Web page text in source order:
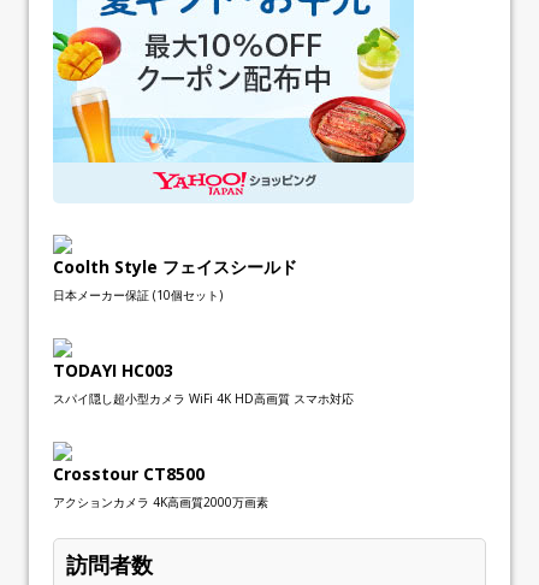
Coolth Style フェイスシールド
日本メーカー保証 (10個セット)
TODAYI HC003
スパイ隠し超小型カメラ WiFi 4K HD高画質 スマホ対応
Crosstour CT8500
アクションカメラ 4K高画質2000万画素
訪問者数